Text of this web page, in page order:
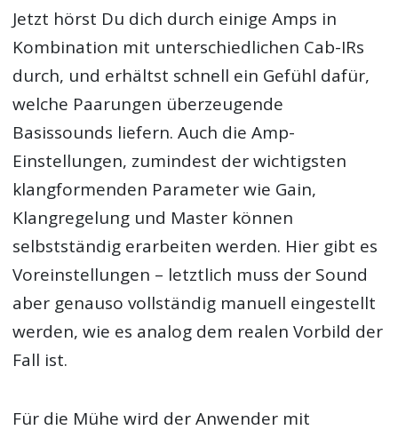
Jetzt hörst Du dich durch einige Amps in
Kombination mit unterschiedlichen Cab-IRs
durch, und erhältst schnell ein Gefühl dafür,
welche Paarungen überzeugende
Basissounds liefern. Auch die Amp-
Einstellungen, zumindest der wichtigsten
klangformenden Parameter wie Gain,
Klangregelung und Master können
selbstständig erarbeiten werden. Hier gibt es
Voreinstellungen – letztlich muss der Sound
aber genauso vollständig manuell eingestellt
werden, wie es analog dem realen Vorbild der
Fall ist.
Für die Mühe wird der Anwender mit